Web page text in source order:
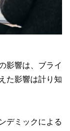
影響は、ブライ
た影響は計り知
デミックによる